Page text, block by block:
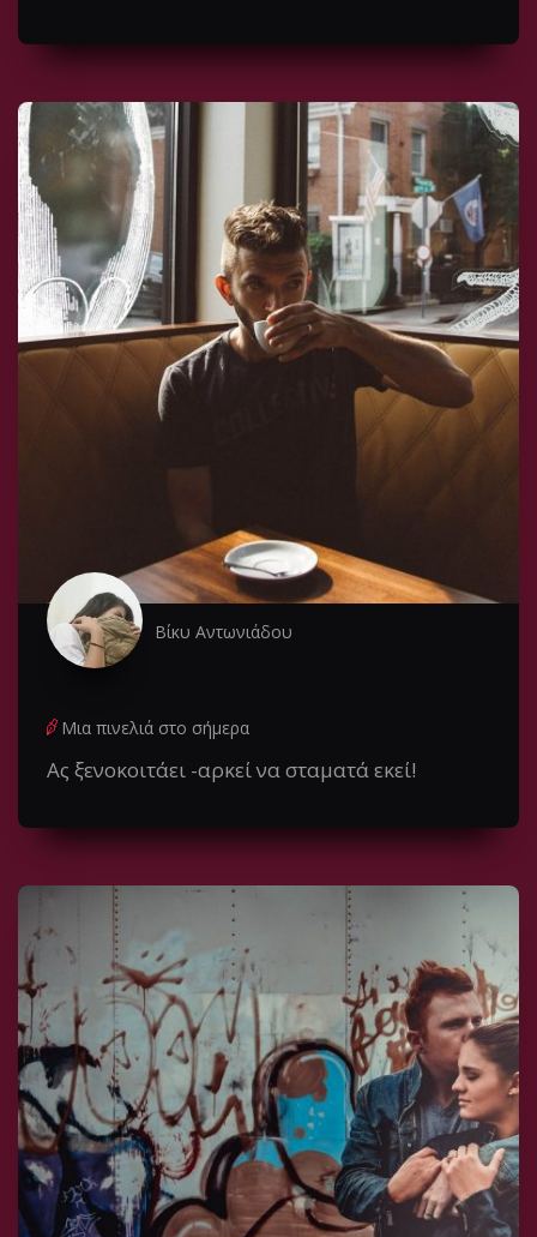
Βίκυ Αντωνιάδου
Μια πινελιά στο σήμερα
Ας ξενοκοιτάει -αρκεί να σταματά εκεί!